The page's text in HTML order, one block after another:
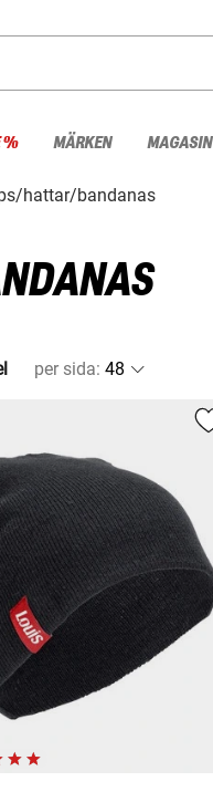
% MÄRKEN MAGASIN
hattar/bandanas
per sida: